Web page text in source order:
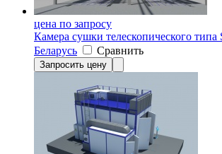
цена по запросу
Камера сушки телескопического типа
Беларусь
Сравнить
Запросить цену